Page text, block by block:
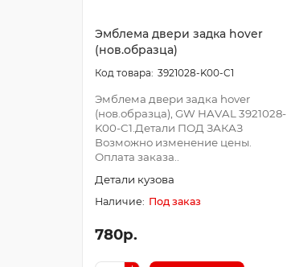
Эмблема двери задка hover
(нов.образца)
3921028-K00-C1
Эмблема двери задка hover
(нов.образца), GW HAVAL 3921028-
K00-C1.Детали ПОД ЗАКАЗ
Возможно изменение цены.
Оплата заказа..
Детали кузова
Под заказ
780р.